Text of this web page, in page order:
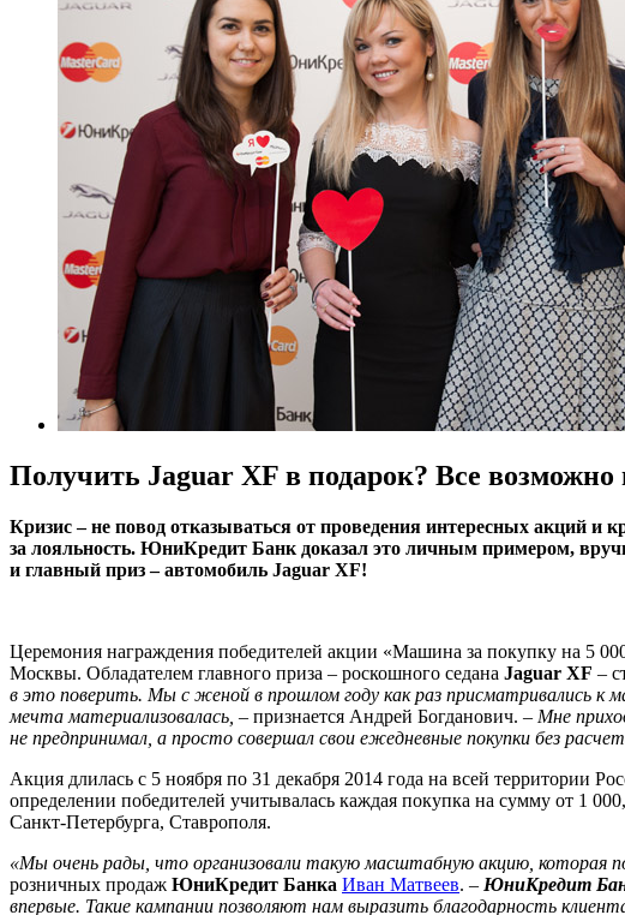
Получить Jaguar XF в подарок? Все
Кризис – не повод отказываться от проведения интересных акций
за лояльность. ЮниКредит Банк доказал это личным примером,
и главный приз – автомобиль Jaguar XF!
Церемония награждения победителей акции «Машина за покупку на 5
Москвы. Обладателем главного приза – роскошного седана Jaguar XF –
в это поверить. Мы с женой в прошлом году как раз присматривались к
мечта материализовалась, – признается Андрей Богданович. – Мне
не предпринимал, а просто совершал свои ежедневные покупки без
Акция длилась с 5 ноября по 31 декабря 2014 года на всей территории
определении победителей учитывалась каждая покупка на сумму от 1
Санкт-Петербурга, Ставрополя.
«Мы очень рады, что организовали такую масштабную акцию, которая
розничных продаж ЮниКредит Банка Иван Матвеев. – ЮниКредит
впервые. Такие кампании позволяют нам выразить благодарность